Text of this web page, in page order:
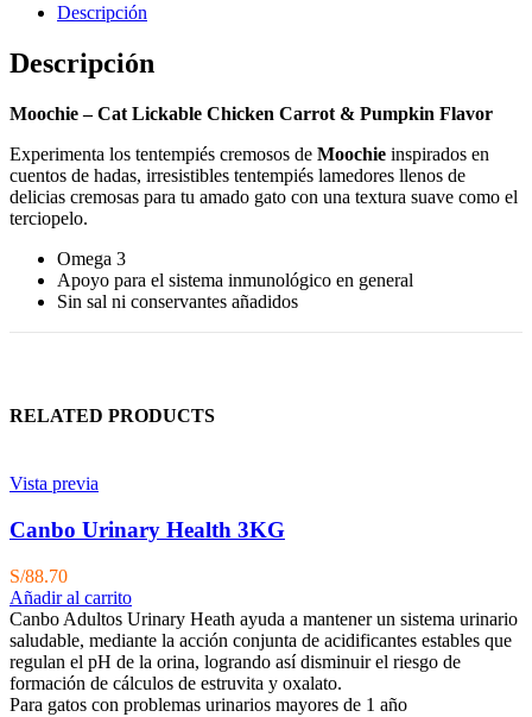
Descripción
Descripción
Moochie – Cat Lickable Chicken Carrot & Pumpkin Flavor
Experimenta los tentempiés cremosos de Moochie inspirados en
cuentos de hadas, irresistibles tentempiés lamedores llenos de
delicias cremosas para tu amado gato con una textura suave como el
terciopelo.
Omega 3
Apoyo para el sistema inmunológico en general
Sin sal ni conservantes añadidos
RELATED PRODUCTS
Vista previa
Canbo Urinary Health 3KG
S/88.70
Añadir al carrito
Canbo Adultos Urinary Heath ayuda a mantener un sistema urinario
saludable, mediante la acción conjunta de acidificantes estables que
regulan el pH de la orina, logrando así disminuir el riesgo de
formación de cálculos de estruvita y oxalato.
Para gatos con problemas urinarios mayores de 1 año